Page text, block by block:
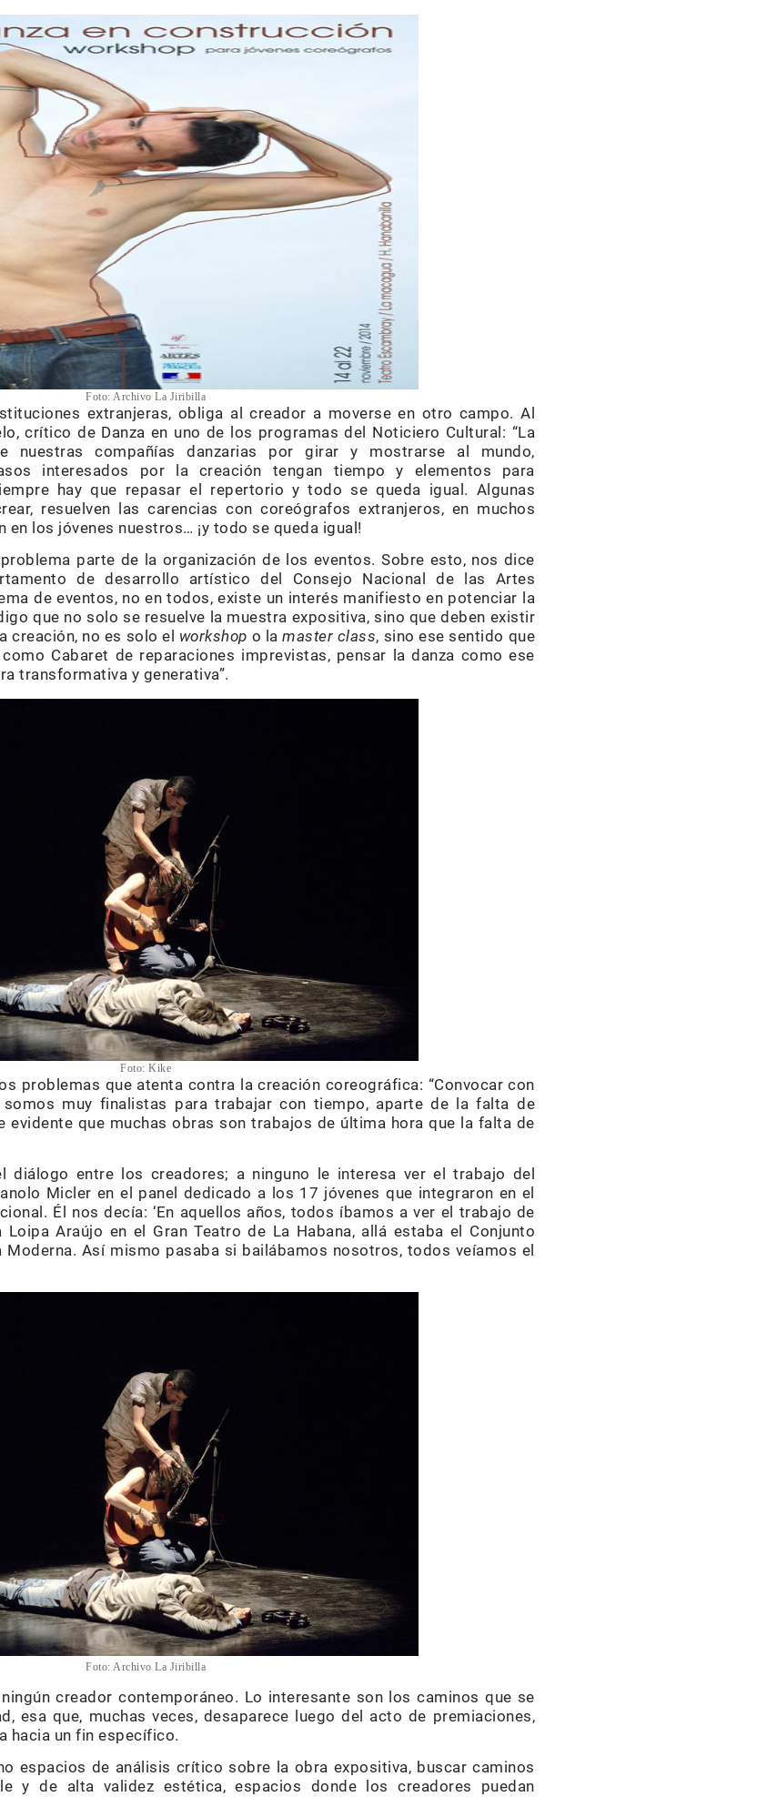
Foto: Archivo La Jiribilla
extranjeras, obliga al creador a moverse en otro campo. Al
crítico de Danza en uno de los programas del Noticiero Cultural: “La
nuestras compañías danzarias por girar y mostrarse al mundo,
interesados por la creación tengan tiempo y elementos para
hay que repasar el repertorio y todo se queda igual. Algunas
resuelven las carencias con coreógrafos extranjeros, en muchos
en los jóvenes nuestros… ¡y todo se queda igual!
parte de la organización de los eventos. Sobre esto, nos dice
de desarrollo artístico del Consejo Nacional de las Artes
de eventos, no en todos, existe un interés manifiesto en potenciar la
que no solo se resuelve la muestra expositiva, sino que deben existir
creación, no es solo el workshop o lamaster class, sino ese sentido que
Cabaret de reparaciones imprevistas, pensar la danza como ese
transformativa y generativa”.
Foto: Kike
problemas que atenta contra la creación coreográfica: “Convocar con
muy finalistas para trabajar con tiempo, aparte de la falta de
evidente que muchas obras son trabajos de última hora que la falta de
diálogo entre los creadores; a ninguno le interesa ver el trabajo del
Micler en el panel dedicado a los 17 jóvenes que integraron en el
Él nos decía: ‘En aquellos años, todos íbamos a ver el trabajo de
Araújo en el Gran Teatro de La Habana, allá estaba el Conjunto
Moderna. Así mismo pasaba si bailábamos nosotros, todos veíamos el
Foto: Archivo La Jiribilla
creador contemporáneo. Lo interesante son los caminos que se
esa que, muchas veces, desaparece luego del acto de premiaciones,
hacia un fin específico.
espacios de análisis crítico sobre la obra expositiva, buscar caminos
y de alta validez estética, espacios donde los creadores puedan